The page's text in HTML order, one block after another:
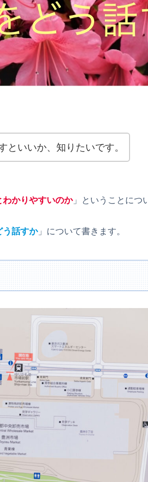
といいか、知りたいです。
わかりやすいのか」ということにつ
う話すか」について書きます。